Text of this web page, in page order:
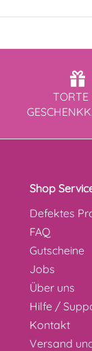
TORTE
Shop
Defektes
FAQ
Gutscheine
Jobs
Über uns
Hilfe /
Kontakt
Versand